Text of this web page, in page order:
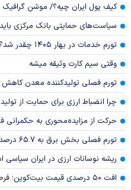
کیف پول ایران چیه؟/ موشن گرافیک
سیاست‌های حمایتی بانک مرکزی باید
تورم خدمات در بهار ۱۴۰۵ چقدر شد؟
وقتی سیم کارت وثیقه میشه
تورم فصلی تولیدکننده معدن کاهش
چرا انضباط ارزی برای حمایت از
حرکت از مزایده‌محوری به حکمرانی
تورم فصلی بخش برق به ۶۵.۷ درصد رسید
ریشه نوسانات ارزی در ایران سیاسی
افت ۵۰ درصدی قیمت بیت‌کوین؛ فرصت خرید یا آغاز دوره نزولی؟